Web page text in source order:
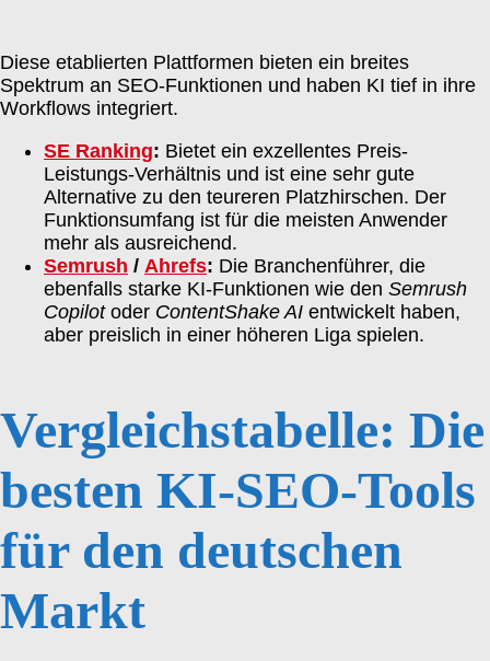
Diese etablierten Plattformen bieten ein breites
Spektrum an SEO-Funktionen und haben KI tief in ihre
Workflows integriert.
SE Ranking: Bietet ein exzellentes Preis-
Leistungs-Verhältnis und ist eine sehr gute
Alternative zu den teureren Platzhirschen. Der
Funktionsumfang ist für die meisten Anwender
mehr als ausreichend.
Semrush / Ahrefs: Die Branchenführer, die
ebenfalls starke KI-Funktionen wie den Semrush
Copilotoder ContentShake AI entwickelt haben,
aber preislich in einer höheren Liga spielen.
Vergleichstabelle: Die
besten KI-SEO-Tools
für den deutschen
Markt